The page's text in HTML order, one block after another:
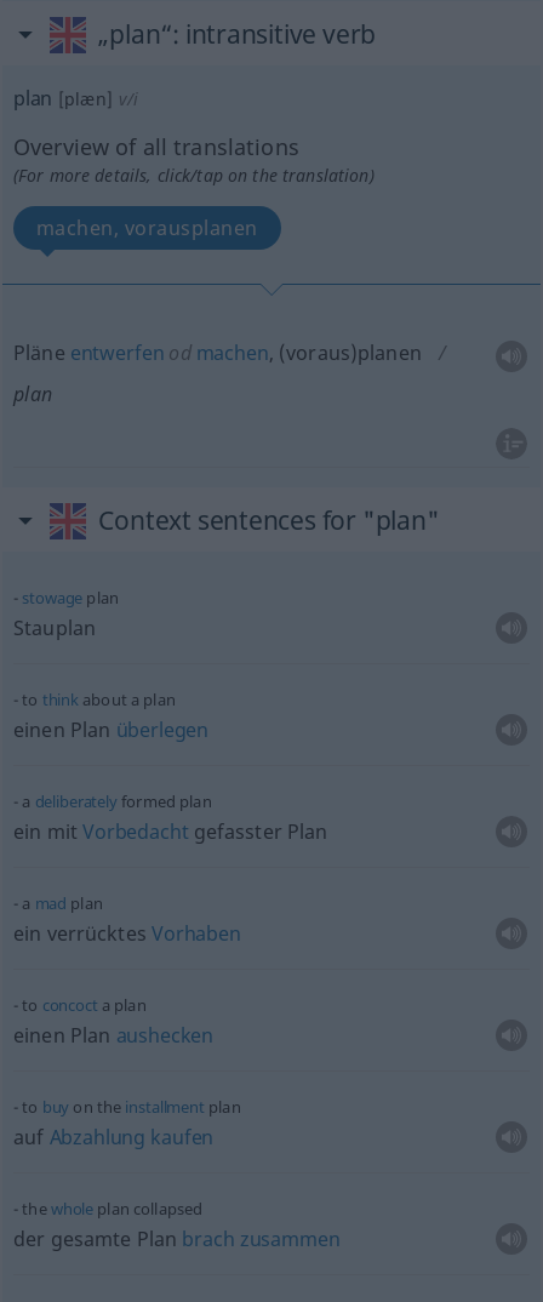
„plan“: intransitive verb
plan [plæn] v/i
Overview of all translations
(For more details, click/tap on the translation)
machen, vorausplanen
Pläne entwerfen odmachen, (voraus)planen
plan
Context sentences for "plan"
stowage plan
Stauplan
to think about a plan
einen Plan überlegen
a deliberatelyformed plan
ein mitVorbedacht gefasster Plan
a mad plan
ein verrücktesVorhaben
to concoct a plan
einen Plan aushecken
to buy on the installment plan
auf Abzahlung kaufen
thewhole plan collapsed
der gesamte Plan brach zusammen